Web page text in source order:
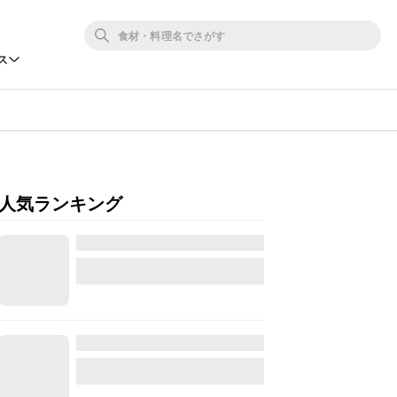
人気ランキング